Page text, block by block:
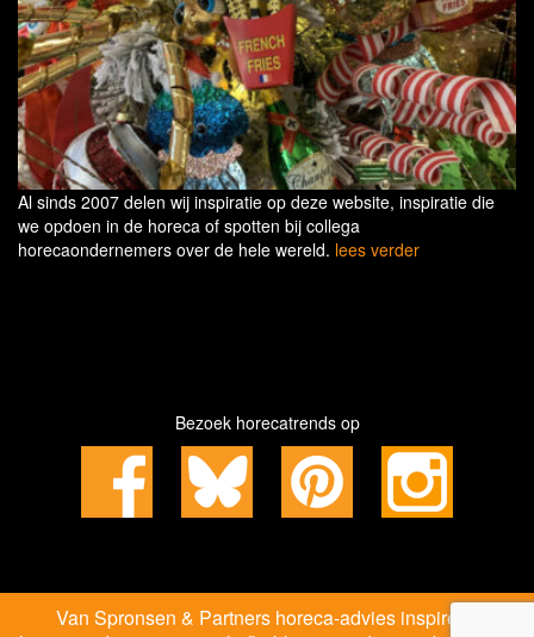
Al sinds 2007 delen wij inspiratie op deze website, inspiratie die
we opdoen in de horeca of spotten bij collega
horecaondernemers over de hele wereld. lees verder
Bezoek horecatrends op
Van Spronsen & Partners horeca-advies inspireert